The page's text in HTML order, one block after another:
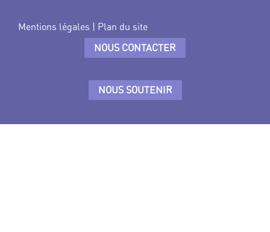
Mentions légales | Plan du site
NOUS CONTACTER
NOUS SOUTENIR